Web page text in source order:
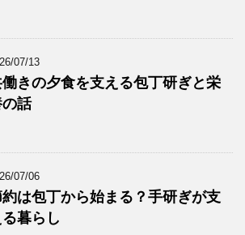
07/13
きの夕食を支える包丁研ぎと栄
話
07/06
は包丁から始まる？手研ぎが支
る暮らし